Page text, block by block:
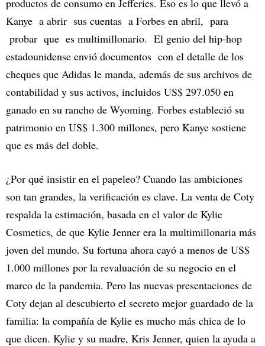
productos de consumo en Jefferies. Eso es lo que llevó a
Kanye a abrir sus cuentas a Forbes en abril, para
probar que es multimillonario. El genio del hip-hop
estadounidense envió documentos con el detalle de los
cheques que Adidas le manda, además de sus archivos de
contabilidad y sus activos, incluidos US$ 297.050 en
ganado en su rancho de Wyoming. Forbes estableció su
patrimonio en US$ 1.300 millones, pero Kanye sostiene
que es más del doble.
¿Por qué insistir en el papeleo? Cuando las ambiciones
son tan grandes, la verificación es clave. La venta de Coty
respalda la estimación, basada en el valor de Kylie
Cosmetics, de que Kylie Jenner era la multimillonaria más
joven del mundo. Su fortuna ahora cayó a menos de US$
1.000 millones por la revaluación de su negocio en el
marco de la pandemia. Pero las nuevas presentaciones de
Coty dejan al descubierto el secreto mejor guardado de la
familia: la compañía de Kylie es mucho más chica de lo
que dicen. Kylie y su madre, Kris Jenner, quien la ayuda a